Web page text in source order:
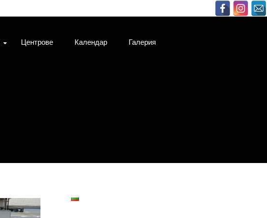
Центрове Календар Галерия